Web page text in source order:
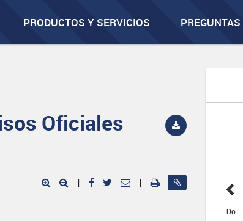
PRODUCTOS Y SERVICIOS
Do
Oficiales
| |